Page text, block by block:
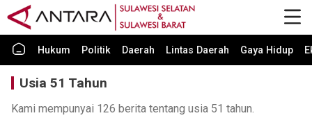
Hukum Politik Daerah Lintas Daerah Gaya Hidup
Usia 51 Tahun
Kami mempunyai 126 berita tentang usia 51 tahun.